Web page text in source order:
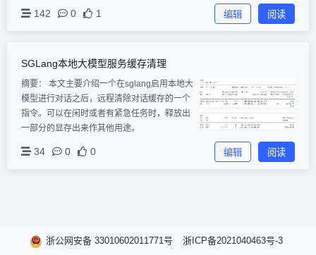
142 0 1 编辑 阅读
SGLang本地大模型服务缓存清理
摘要： 本文主要介绍一个在sglang启用本地大
模型进行对话之后，远程清除对话缓存的一个
指令。可以在闲时或者有紧急任务时，释放出
一部分的显存出来作其他用途。
34 0 0 编辑 阅读
浙公网安备 33010602011771号 浙ICP备2021040463号-3